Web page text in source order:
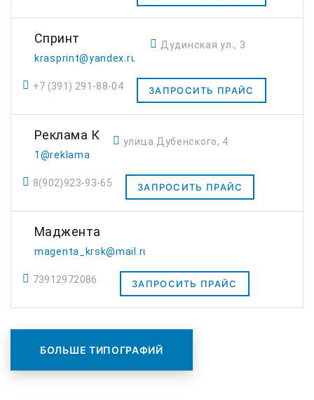
Спринт
krasprint@yandex.ru
Дудинская ул., 3
+7 (391) 291-88-04 ЗАПРОСИТЬ ПРАЙС
Реклама К
1@reklama
улица Дубенского, 4
8(902)923-93-65 ЗАПРОСИТЬ ПРАЙС
Маджента
magenta_krsk@mail.ru
73912972086 ЗАПРОСИТЬ ПРАЙС
БОЛЬШЕ ТИПОГРАФИЙ